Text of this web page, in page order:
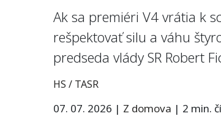
Ak sa premiéri V4 vrátia k
rešpektovať silu a váhu
predseda vlády SR Robert
HS / TASR
07. 07. 2026 | Z domova | 2 min.